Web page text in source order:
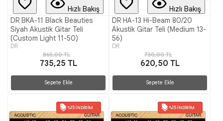
Hızlı Bakış
DR BKA-11 Black Beauties
Siyah Akustik Gitar Teli
(Custom Light 11-50)
DR
865,00 TL
735,25 TL
Sepete Ekle
Hızlı Bakış
DR HA-13 Hi-Beam 80/20
Akustik Gitar Teli (Medium 13-
56)
DR
730,00 TL
620,50 TL
Sepete Ekle
%15 İNDIRIM %15 İNDIRIM